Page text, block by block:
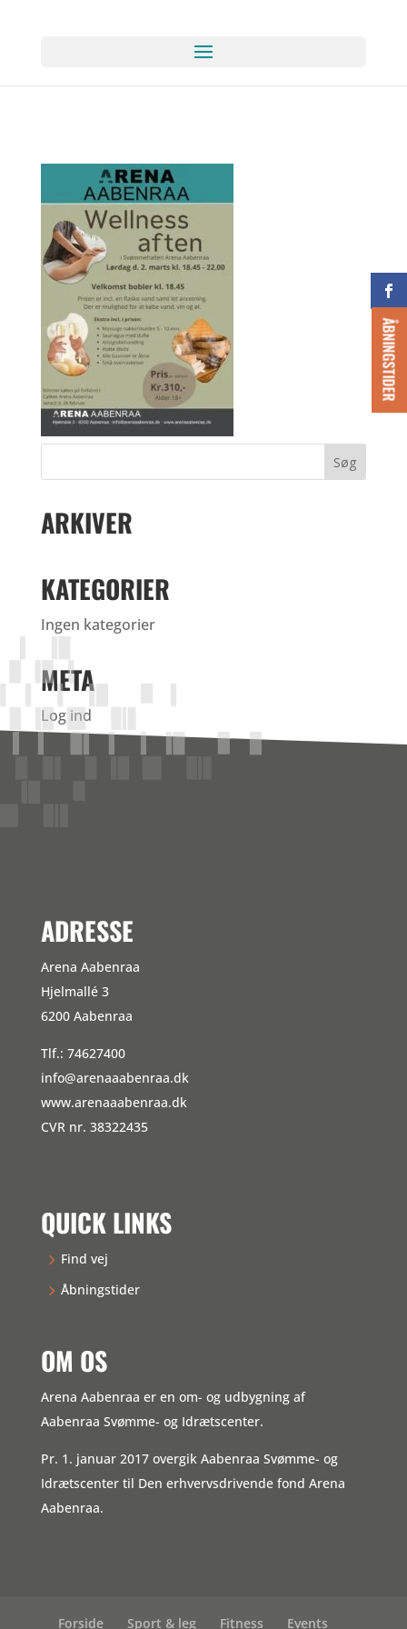
ÅBNINGSTIDER
ARKIVER
KATEGORIER
Ingen kategorier
META
Log ind
ADRESSE
Arena Aabenraa
Hjelmallé 3
6200 Aabenraa
Tlf.: 74627400
info@arenaaabenraa.dk
www.arenaaabenraa.dk
CVR nr. 38322435
QUICK LINKS
Find vej
Åbningstider
OM OS
Arena Aabenraa er en om- og udbygning af
Aabenraa Svømme- og Idrætscenter.
Pr. 1. januar 2017 overgik Aabenraa Svømme- og
Idrætscenter til Den erhvervsdrivende fond Arena
Aabenraa.
Forside Sport & leg Fitness Events